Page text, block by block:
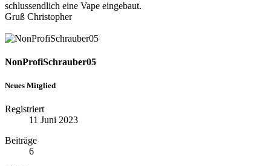
schlussendlich eine Vape eingebaut.
Gruß Christopher
NonProfiSchrauber05
Neues Mitglied
Registriert
11 Juni 2023
Beiträge
6